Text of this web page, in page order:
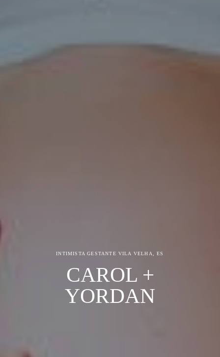
INTIMISTA GESTANTE VILA VELHA, ES
CAROL +
YORDAN